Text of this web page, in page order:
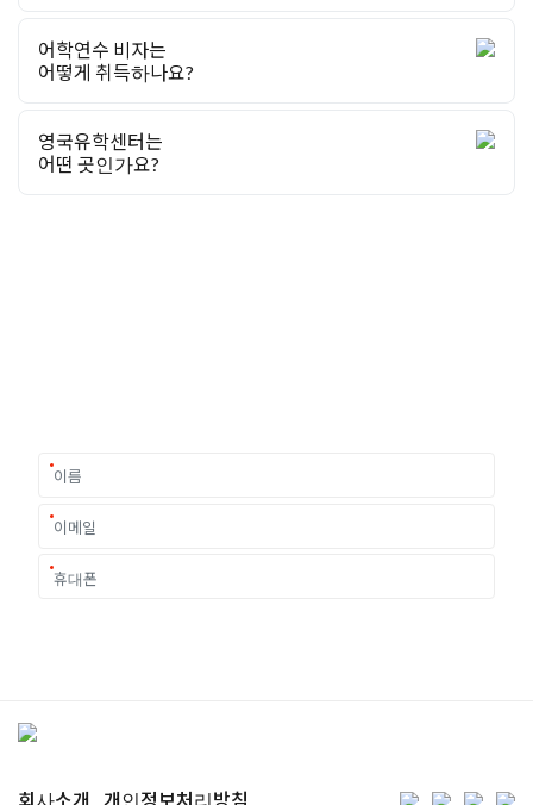
어학연수 비자는
어떻게 취득하나요?
영국유학센터는
어떤 곳인가요?
회사소개 개인정보처리방침